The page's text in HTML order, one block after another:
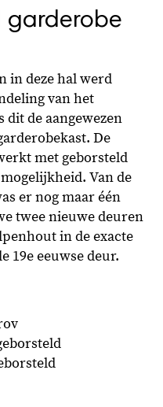
garderobe
in deze hal werd
van het
de aangewezen
De
met geborsteld
Van de
er nog maar één
twee nieuwe deuren
in de exacte
19e eeuwse deur.